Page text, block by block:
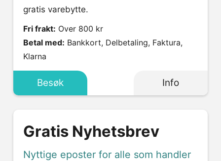
gratis varebytte.
Fri frakt: Over 800 kr
Betal med:
Klarna
Besøk Info
Gratis Nyhetsbrev
Nyttige eposter for alle som handler